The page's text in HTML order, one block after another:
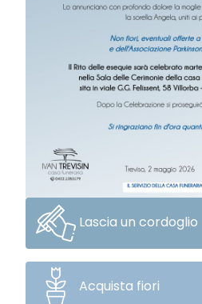
Lascia un cordoglio
Acquista fiori